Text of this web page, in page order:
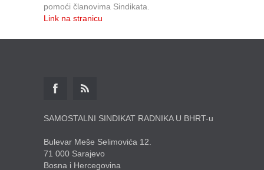
pomoći članovima Sindikata.
Link na stranicu
SAMOSTALNI SINDIKAT RADNIKA U BHRT-u
Bulevar Meše Selimovića 12.
71 000 Sarajevo
Bosna i Hercegovina